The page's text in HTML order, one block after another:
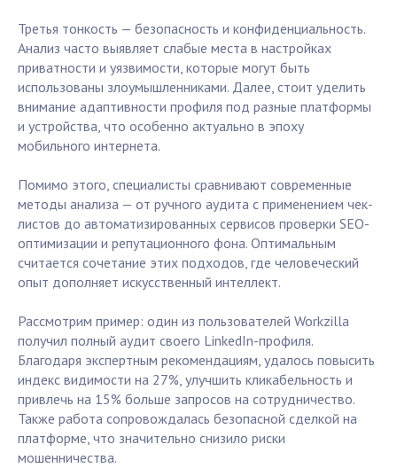
Третья тонкость — безопасность и конфиденциальность.
Анализ часто выявляет слабые места в настройках
приватности и уязвимости, которые могут быть
использованы злоумышленниками. Далее, стоит уделить
внимание адаптивности профиля под разные платформы
и устройства, что особенно актуально в эпоху
мобильного интернета.
Помимо этого, специалисты сравнивают современные
методы анализа — от ручного аудита с применением чек-
листов до автоматизированных сервисов проверки SEO-
оптимизации и репутационного фона. Оптимальным
считается сочетание этих подходов, где человеческий
опыт дополняет искусственный интеллект.
Рассмотрим пример: один из пользователей Workzilla
получил полный аудит своего LinkedIn-профиля.
Благодаря экспертным рекомендациям, удалось повысить
индекс видимости на 27%, улучшить кликабельность и
привлечь на 15% больше запросов на сотрудничество.
Также работа сопровождалась безопасной сделкой на
платформе, что значительно снизило риски
мошенничества.